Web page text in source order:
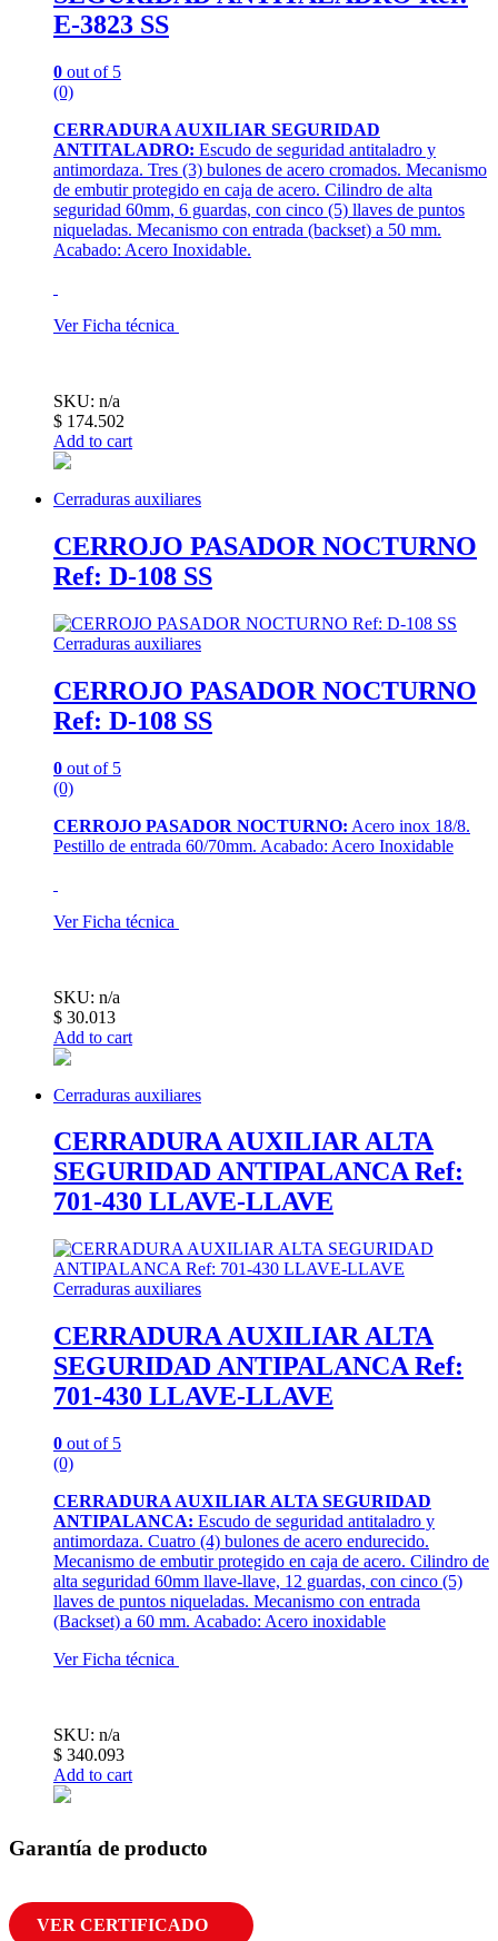
E-3823 SS
0 out of 5
(0)
CERRADURA AUXILIAR SEGURIDAD
ANTITALADRO: Escudo de seguridad antitaladro y
antimordaza. Tres (3) bulones de acero cromados. Mecanismo
de embutir protegido en caja de acero. Cilindro de alta
seguridad 60mm, 6 guardas, con cinco (5) llaves de puntos
niqueladas. Mecanismo con entrada (backset) a 50 mm.
Acabado: Acero Inoxidable.
Ver Ficha técnica
SKU: n/a
$ 174.502
Add to cart
Cerraduras auxiliares
CERROJO PASADOR NOCTURNO
Ref: D-108 SS
Cerraduras auxiliares
CERROJO PASADOR NOCTURNO
Ref: D-108 SS
0 out of 5
(0)
CERROJO PASADOR NOCTURNO: Acero inox 18/8.
Pestillo de entrada 60/70mm. Acabado: Acero Inoxidable
Ver Ficha técnica
SKU: n/a
$ 30.013
Add to cart
Cerraduras auxiliares
CERRADURA AUXILIAR ALTA
SEGURIDAD ANTIPALANCA Ref:
701-430 LLAVE-LLAVE
Cerraduras auxiliares
CERRADURA AUXILIAR ALTA
SEGURIDAD ANTIPALANCA Ref:
701-430 LLAVE-LLAVE
0 out of 5
(0)
CERRADURA AUXILIAR ALTA SEGURIDAD
ANTIPALANCA: Escudo de seguridad antitaladro y
antimordaza. Cuatro (4) bulones de acero endurecido.
Mecanismo de embutir protegido en caja de acero. Cilindro de
alta seguridad 60mm llave-llave, 12 guardas, con cinco (5)
llaves de puntos niqueladas. Mecanismo con entrada
(Backset) a 60 mm. Acabado: Acero inoxidable
Ver Ficha técnica
SKU: n/a
$ 340.093
Add to cart
Garantía de producto
VER CERTIFICADO